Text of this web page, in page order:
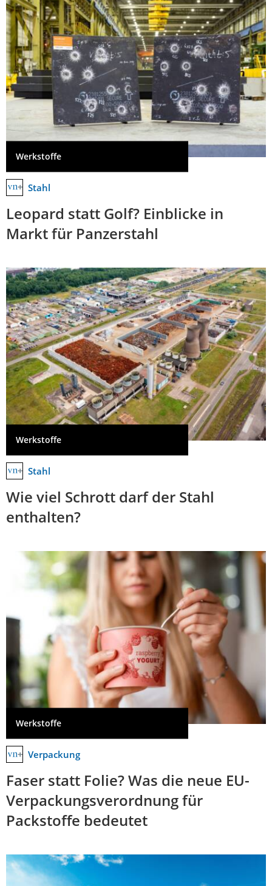
Werkstoffe
Stahl
Leopard statt Golf? Einblicke in
Markt für Panzerstahl
Werkstoffe
Stahl
Wie viel Schrott darf der Stahl
enthalten?
Werkstoffe
Verpackung
Faser statt Folie? Was die neue EU-
Verpackungsverordnung für
Packstoffe bedeutet